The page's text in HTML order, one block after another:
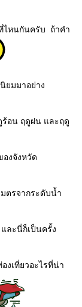
ไหนกันครับ ถ้าคำ
ยมมาอย่าง
ร้อน ฤดูฝน และฤดู
งจังหวัด
ตรจากระดับน้ำ
ละนี่ก็เป็นครั้ง
งเที่ยวอะไรที่น่า